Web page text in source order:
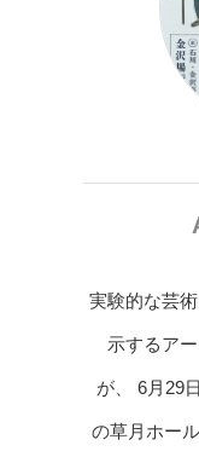
実験的な芸
示するア
が、 6月29
の草月ホー